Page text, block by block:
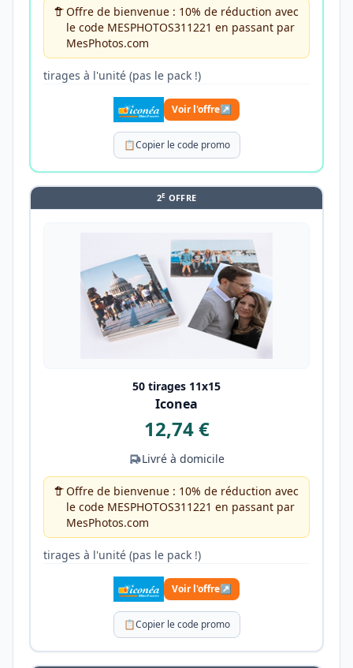
Offre de bienvenue : 10% de réduction avec
le code MESPHOTOS311221 en passant par
MesPhotos.com
tirages à l'unité (pas le pack !)
Voir l'offre↗
📋Copier le code promo
2E OFFRE
50 tirages 11x15
Iconea
12,74 €
Livré à domicile
Offre de bienvenue : 10% de réduction avec
le code MESPHOTOS311221 en passant par
MesPhotos.com
tirages à l'unité (pas le pack !)
Voir l'offre↗
📋Copier le code promo